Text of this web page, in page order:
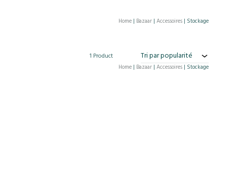
Home | Bazaar | Accessoires | Stockage
Home | Bazaar | Accessoires | Stockage
Tri par popularité
1 Product